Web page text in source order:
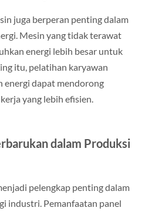
juga berperan penting dalam
Mesin yang tidak terawat
energi lebih besar untuk
itu, pelatihan karyawan
energi dapat mendorong
yang lebih efisien.
dalam Produksi
pelengkap penting dalam
industri. Pemanfaatan panel